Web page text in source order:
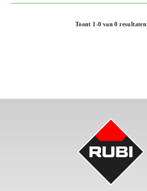
Toont 1-0 van 0 resultaten